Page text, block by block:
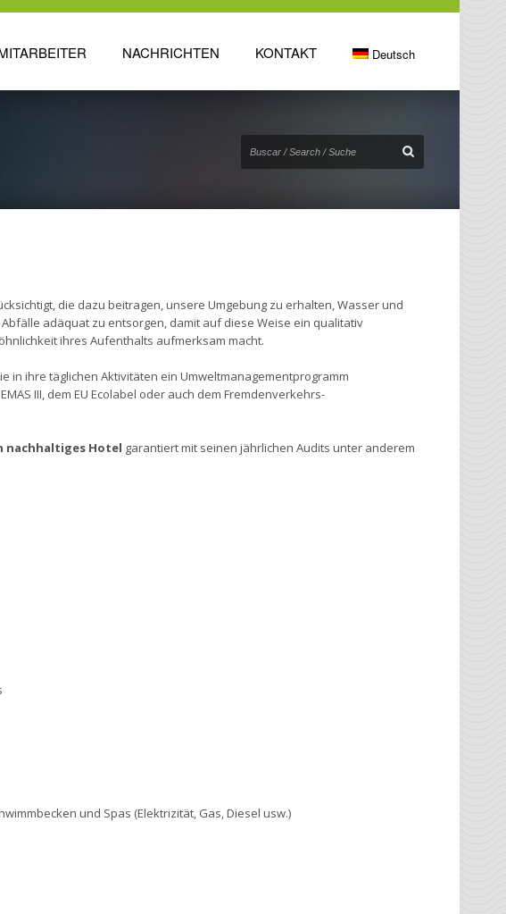
NACHRICHTEN KONTAKT Deutsch
die dazu beitragen, unsere Umgebung zu erhalten, Wasser und
adäquat zu entsorgen, damit auf diese Weise ein qualitativ
ihres Aufenthalts aufmerksam macht.
in ihre täglichen Aktivitäten ein Umweltmanagementprogramm
III, dem EU Ecolabel oder auch dem Fremdenverkehrs-
nachhaltiges Hotel garantiert mit seinen jährlichen Audits unter anderem
und Spas (Elektrizität, Gas, Diesel usw.)